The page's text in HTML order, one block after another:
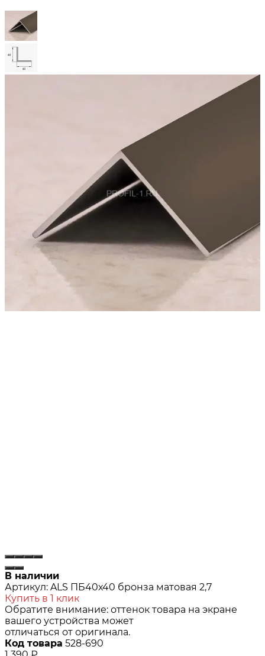
В наличии
Артикул: ALS ПБ40х40 бронза матовая 2,7
Купить в 1 клик
Обратите внимание: оттенок товара на экране
вашего устройства может
отличаться от оригинала.
Код товара 528-690